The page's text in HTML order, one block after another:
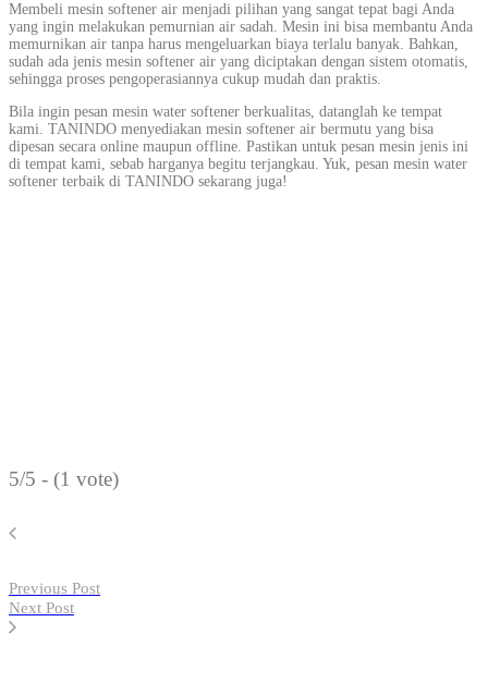
Membeli mesin softener air menjadi pilihan yang sangat tepat bagi Anda
yang ingin melakukan pemurnian air sadah. Mesin ini bisa membantu Anda
memurnikan air tanpa harus mengeluarkan biaya terlalu banyak. Bahkan,
sudah ada jenis mesin softener air yang diciptakan dengan sistem otomatis,
sehingga proses pengoperasiannya cukup mudah dan praktis.
Bila ingin pesan mesin water softener berkualitas, datanglah ke tempat
kami. TANINDO menyediakan mesin softener air bermutu yang bisa
dipesan secara online maupun offline. Pastikan untuk pesan mesin jenis ini
di tempat kami, sebab harganya begitu terjangkau. Yuk, pesan mesin water
softener terbaik di TANINDO sekarang juga!
5/5 - (1 vote)
Previous Post
Next Post